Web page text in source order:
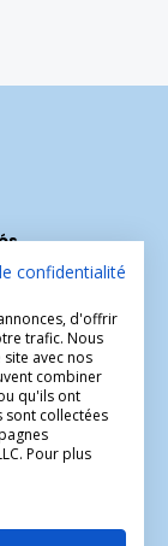
...
confidentialité
d'offrir
trafic. Nous
avec nos
combiner
qu'ils ont
sont collectées
Pour plus